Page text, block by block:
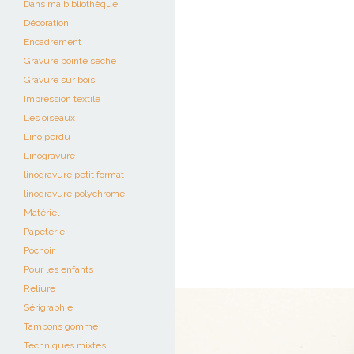
Dans ma bibliothèque
Décoration
Encadrement
Gravure pointe sèche
Gravure sur bois
Impression textile
Les oiseaux
Lino perdu
Linogravure
linogravure petit format
linogravure polychrome
Matériel
Papeterie
Pochoir
Pour les enfants
Reliure
Sérigraphie
Tampons gomme
Techniques mixtes